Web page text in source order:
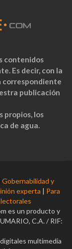
contenidos
Es decir, con la
correspondiente
publicación
propios, los
de agua.
Gobernabilidad y
experta | Para
es un producto y
C.A. / RIF:
multimedia